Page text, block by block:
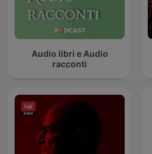
Audio libri e Audio
racconti